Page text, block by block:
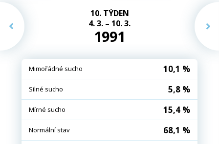
10. TÝDEN
4. 3. – 10. 3.
1991
Mimořádné sucho 10,1 %
Silné sucho 5,8 %
Mírné sucho 15,4 %
Normální stav 68,1 %